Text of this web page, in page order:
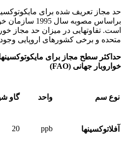
حد مجاز تعریف شده برای
براساس مصوبه
است. تفاوت­هایی در میزان حد مجاز
متحده و برخی کشورهای اروپایی وجود
حداکثر سطح مجاز برای
خواروبار جهانی (FAO)
نوع سم واحد گاو
آفلاتوکسین­ها ppb
20